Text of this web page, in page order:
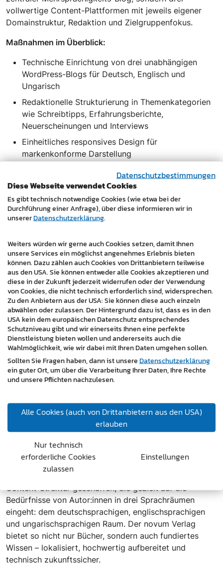
vollwertige Content-Plattformen mit jeweils eigener
Domainstruktur, Redaktion und Zielgruppenfokus.
Maßnahmen im Überblick:
Technische Einrichtung von drei unabhängigen
WordPress-Blogs für Deutsch, Englisch und
Ungarisch
Redaktionelle Strukturierung in Themenkategorien
wie Schreibtipps, Erfahrungsberichte,
Neuerscheinungen und Interviews
Einheitliches responsives Design für
markenkonforme Darstellung
Sichtbarkeit
Mobile-First-Umsetzung für optimale Nutzung auf
allen Endgeräten
von WordPress konnte für alle drei Märkte eine
einheitliche technische Basis geschaffen werden,
während die Inhalte redaktionell länderspezifisch
gepflegt werden. Die drei Plattformen stärken die
internationale Markenpräsenz des novum Verlags und
bieten Flexibilität in der Weiterentwicklung.
Konkrete Vorteile:
Länderspezifische Sichtbarkeit durch lokale
Domains und SEO
Redaktionelle Eigenständigkeit mit klarer
Marktansprache
Einheitliches Design trotz inhaltlicher
Unabhängigkeit
Hohe Nutzerfreundlichkeit durch responsives
Layout und schnelle Ladezeiten
Mit dem Aufbau von drei eigenständigen Blogs
Content-Struktur geschaffen, die gezielt auf die
Bedürfnisse von Autor:innen in drei Sprachräumen
eingeht: dem deutschsprachigen, englischsprachigen
und ungarischsprachigen Raum. Der novum Verlag
bietet so nicht nur Bücher, sondern auch fundiertes
Wissen – lokalisiert, hochwertig aufbereitet und
technisch zukunftssicher.
Datenschutzbestimmungen
Diese Webseite verwendet Cookies
Es gibt technisch notwendige Cookies (wie etwa bei der
Durchführung einer Anfrage), über diese informieren wir in
unsererDatenschutzerklärung.
Weiters würden wir gerne auch Cookies setzen, damit Ihnen
unsere Services ein möglichst angenehmes Erlebnis bieten
können. Dazu zählen auch Cookies von Drittanbietern teilweise
aus den USA. Sie können entweder alle Cookies akzeptieren und
diese in der Zukunft jederzeit widerrufen oder der Verwendung
von Cookies, die nicht technisch erforderlich sind, widersprechen.
Zu den Anbietern aus der USA: Sie können diese auch einzeln
abwählen oder zulassen. Der Hintergrund dazu ist, dass es in den
USA kein dem europäischen Datenschutz entsprechendes
Schutzniveau gibt und wir einerseits Ihnen eine perfekte
Dienstleistung bieten wollen und andererseits auch die
Wahlmöglichkeit, wie wir dabei mit Ihren Daten umgehen sollen.
Sollten Sie Fragen haben, dann ist unsereDatenschutzerklärung
ein guter Ort, um über die Verarbeitung Ihrer Daten, Ihre Rechte
und unsere Pflichten nachzulesen.
Alle Cookies (auch von Drittanbietern aus den USA)
erlauben
Nur technisch
erforderliche Cookies
zulassen
Einstellungen